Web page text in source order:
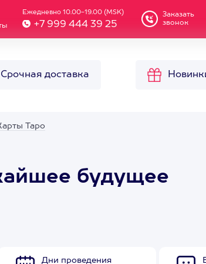
Ежедневно 10.00-19.00 (MSK)
+7 999 444 39 25
Заказать
звонок
Срочная доставка
Таро
будущее
Дни проведения